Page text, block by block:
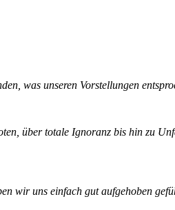
was unseren Vorstellungen
über totale Ignoranz bis hin zu
wir uns einfach gut aufgehoben